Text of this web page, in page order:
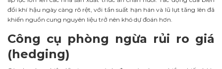
đổi khí hậu ngày càng rõ rệt, với tần suất hạn hán và lũ lụt tăng lên đã
khiến nguồn cung nguyên liệu trở nên khó dự đoán hơn.
Công cụ phòng ngừa rủi ro giá
(hedging)